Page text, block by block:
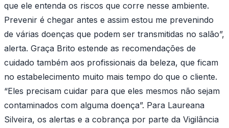
que ele entenda os riscos que corre nesse ambiente.
Prevenir é chegar antes e assim estou me prevenindo
de várias doenças que podem ser transmitidas no salão”,
alerta. Graça Brito estende as recomendações de
cuidado também aos profissionais da beleza, que ficam
no estabelecimento muito mais tempo do que o cliente.
“Eles precisam cuidar para que eles mesmos não sejam
contaminados com alguma doença”. Para Laureana
Silveira, os alertas e a cobrança por parte da Vigilância